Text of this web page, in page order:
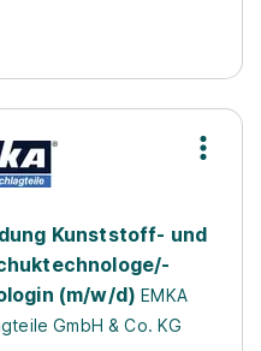
Kunststoff- und
(m/w/d) EMKA
GmbH & Co. KG